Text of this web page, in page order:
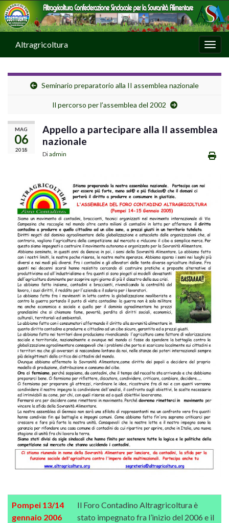
Altragricoltura
Seminario preparatorio alla II assemblea nazionale
Il percorso per l’assemblea del 2002
MAG
06
2018
Appello a partecipare alla II assemblea
nazionale
Diadmin
Pompei 13/14
gennaio 2006
Il Foro Contadino Altragricoltura è
stato impegnato fra l’inizio del 2006 e il